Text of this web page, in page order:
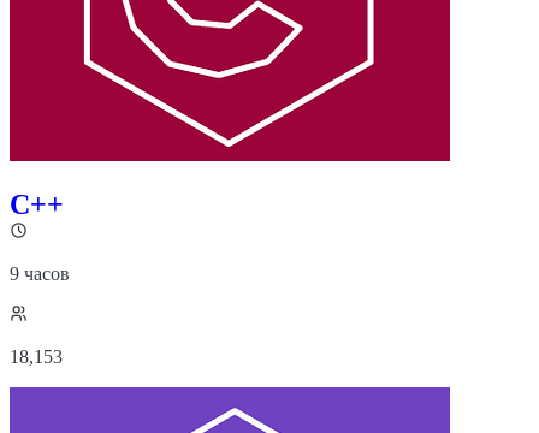
С++
9 часов
18,153